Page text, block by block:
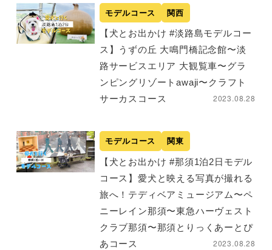
モデルコース 関西
【犬とお出かけ #淡路島モデルコー
ス】うずの丘 大鳴門橋記念館〜淡
路サービスエリア 大観覧車〜グラ
ンピングリゾートawaji〜クラフト
サーカスコース
2023.08.28
モデルコース 関東
【犬とお出かけ #那須1泊2日モデル
コース】愛犬と映える写真が撮れる
旅へ！テディベアミュージアム〜ペ
ニーレイン那須〜東急ハーヴェスト
クラブ那須〜那須とりっくあーとぴ
あコース
2023.08.28